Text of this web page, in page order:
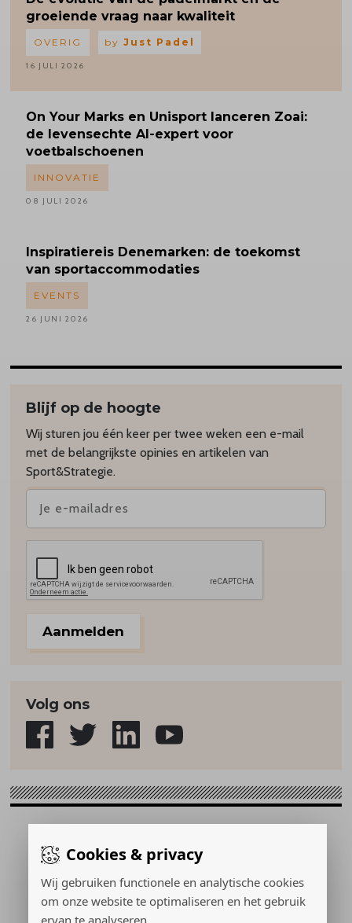
Cookies & privacy
Wij gebruiken functionele en analytische cookies
om onze website te optimaliseren en het gebruik
ervan te analyseren.
groeiende vraag naar kwaliteit
OVERIG by Just Padel
16 JULI 2026
On Your Marks en Unisport lanceren Zoai:
de levensechte AI-expert voor
voetbalschoenen
INNOVATIE
08 JULI 2026
Inspiratiereis Denemarken: de toekomst
van sportaccommodaties
EVENTS
26 JUNI 2026
Blijf op de hoogte
Wij sturen jou één keer per twee weken een e-mail
met de belangrijkste opinies en artikelen van
Sport&Strategie.
Aanmelden
Volg ons
Gerealiseerd door: